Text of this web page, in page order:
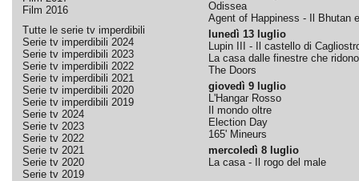
Film 2016
Tutte le serie tv imperdibili
Serie tv imperdibili 2024
Serie tv imperdibili 2023
Serie tv imperdibili 2022
Serie tv imperdibili 2021
Serie tv imperdibili 2020
Serie tv imperdibili 2019
Serie tv 2024
Serie tv 2023
Serie tv 2022
Serie tv 2021
Serie tv 2020
Serie tv 2019
Odissea
Agent of Happiness - Il Bhutan
lunedì 13 luglio
Lupin III - Il castello di
La casa dalle finestre che ridono
The Doors
giovedì 9 luglio
L'Hangar Rosso
Il mondo oltre
Election Day
165' Mineurs
mercoledì 8 luglio
La casa - Il rogo del male